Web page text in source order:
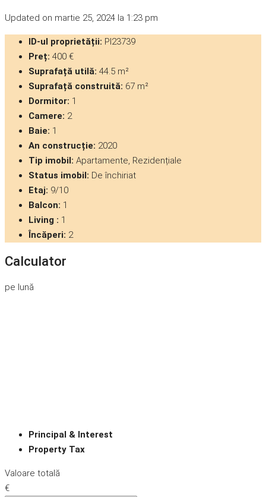
Updated on martie 25, 2024 la 1:23 pm
ID-ul proprietății: PI23739
Preț: 400 €
Suprafață utilă: 44.5 m²
Suprafață construită: 67 m²
Dormitor: 1
Camere: 2
Baie: 1
An construcție: 2020
Tip imobil: Apartamente, Rezidențiale
Status imobil: De închiriat
Etaj: 9/10
Balcon: 1
Living : 1
Încăperi: 2
Calculator
pe lună
Principal & Interest
Property Tax
Valoare totală
€